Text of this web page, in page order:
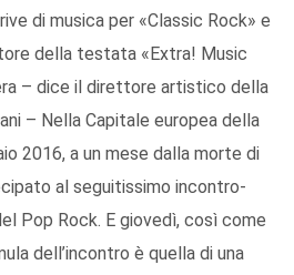
di musica per «Classic Rock» e
della testata «Extra! Music
– dice il direttore artistico della
– Nella Capitale europea della
2016, a un mese dalla morte di
al seguitissimo incontro-
Pop Rock. E giovedì, così come
dell’incontro è quella di una